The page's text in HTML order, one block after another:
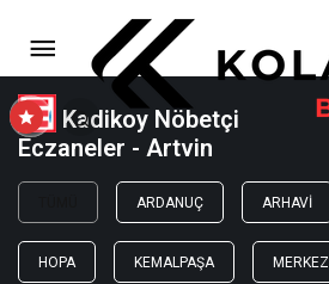
Kadikoy Nöbetçi
Eczaneler - Artvin
ARDANUÇ ARHAVI
HOPA KEMALPAŞA MERKEZ